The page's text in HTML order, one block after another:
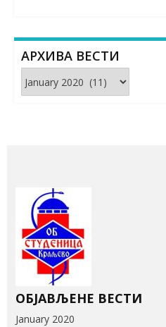
АРХИВА ВЕСТИ
Архива
вести
ОБЈАВЉЕНЕ ВЕСТИ
January 2020